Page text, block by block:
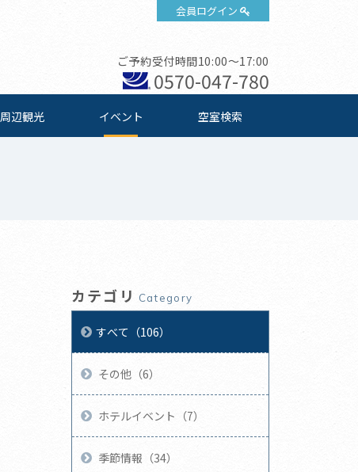
会員ログイン
ご予約受付時間10:00～17:00
0570-047-780
周辺観光 イベント 空室検索
カテゴリ Category
すべて（106）
その他（6）
ホテルイベント（7）
季節情報（34）